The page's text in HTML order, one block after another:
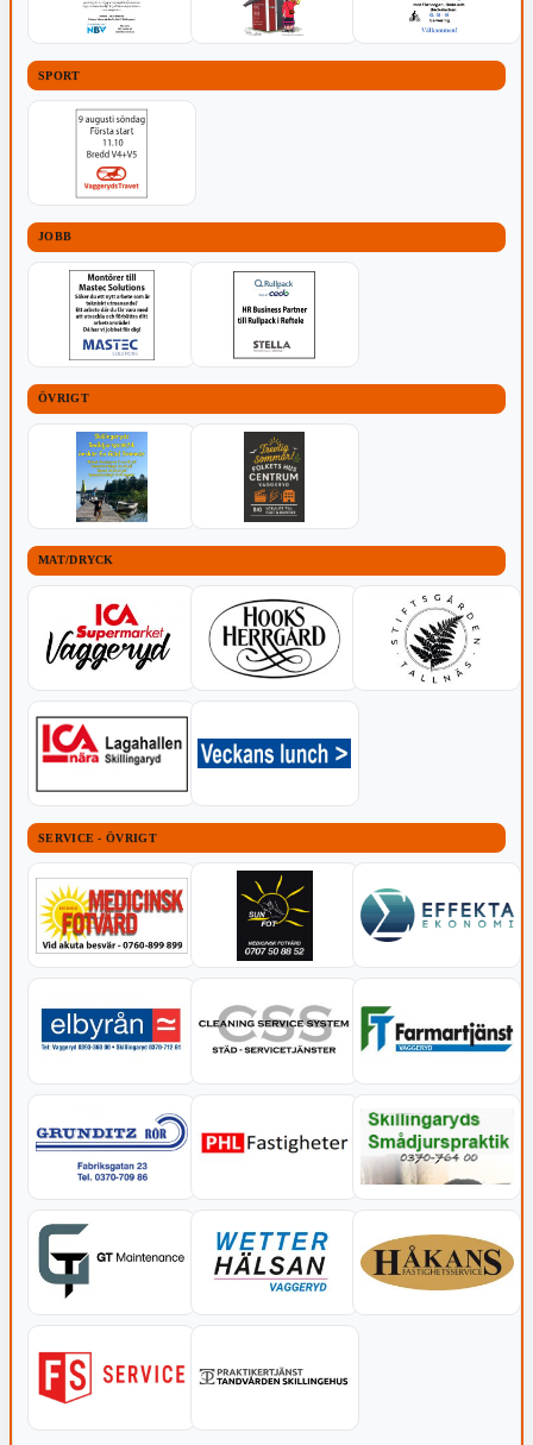
SPORT
JOBB
ÖVRIGT
MAT/DRYCK
SERVICE - ÖVRIGT